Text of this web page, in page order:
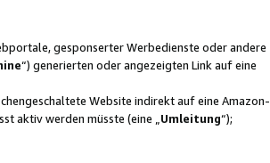
gesponserter Werbedienste oder andere
“) generierten oder angezeigten Link auf eine
Website indirekt auf eine Amazon-
aktiv werden müsste (eine „ Umleitung“);